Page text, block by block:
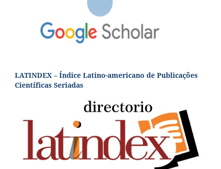
LATINDEX – Índice Latino-americano de Publicações
Científicas Seriadas